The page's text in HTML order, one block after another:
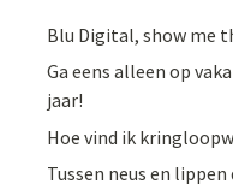
Blu Digital, show me
Ga eens alleen op
jaar!
Hoe vind ik
Tussen neus en